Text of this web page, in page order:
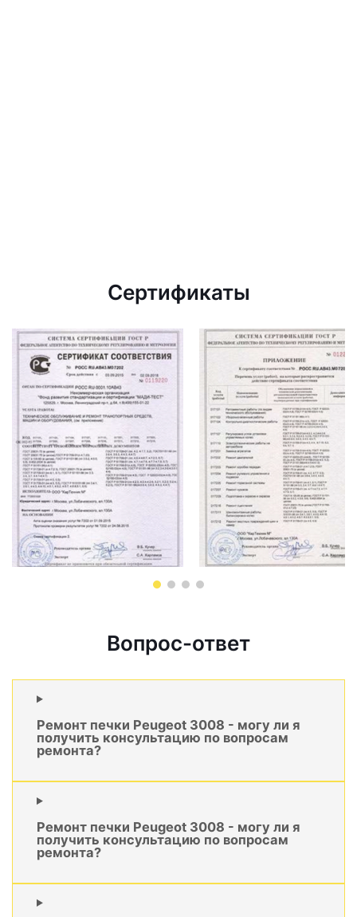
Сертификаты
Вопрос-ответ
Ремонт печки Peugeot 3008 - могу ли я
получить консультацию по вопросам
ремонта?
Ремонт печки Peugeot 3008 - могу ли я
получить консультацию по вопросам
ремонта?